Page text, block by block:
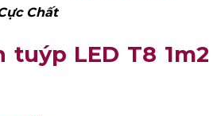
Chất
tuýp LED T8 1m2